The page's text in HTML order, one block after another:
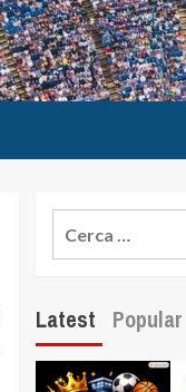
Latest Popular